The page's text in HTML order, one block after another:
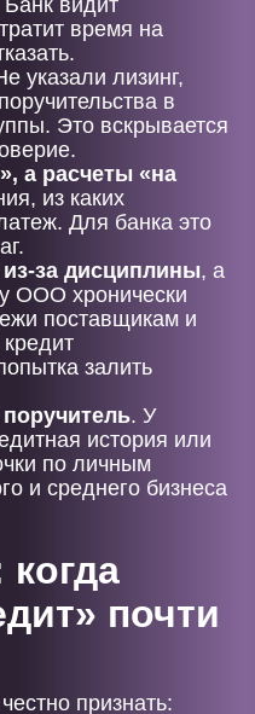
видит
время на
указали лизинг,
в
Это вскрывается
а расчеты «на
из каких
Для банка это
за дисциплины, а
ООО хронически
поставщикам и
залить
. У
история или
по личным
и среднего бизнеса
почти
признать: